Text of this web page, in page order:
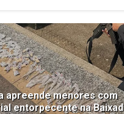
apreende menores com
entorpecente na